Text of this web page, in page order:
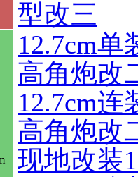
型改三
12.7cm
高角炮改
12.7cm
高角炮改
现地改装